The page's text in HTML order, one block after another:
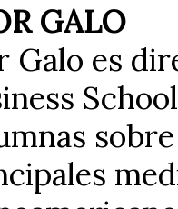
GALO
Galo es